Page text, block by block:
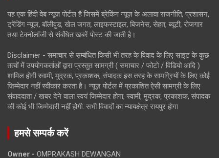
यह एक हिंदी वेब न्यूज़ पोर्टल है जिसमें ब्रेकिंग न्यूज़ के अलावा राजनीति, प्रशासन,
ट्रेंडिंग न्यूज, बॉलीवुड, खेल जगत, लाइफस्टाइल, बिजनेस, सेहत, ब्यूटी, रोजगार
तथा टेक्नोलॉजी से संबंधित खबरें पोस्ट की जाती है।
Disclaimer - समाचार से सम्बंधित किसी भी तरह के विवाद के लिए साइट के कुछ
तत्वों में उपयोगकर्ताओं द्वारा प्रस्तुत सामग्री ( समाचार / फोटो / विडियो आदि )
शामिल होगी स्वामी, मुद्रक, प्रकाशक, संपादक इस तरह के सामग्रियों के लिए कोई
ज़िम्मेदार नहीं स्वीकार करता है। न्यूज़ पोर्टल में प्रकाशित ऐसी सामग्री के लिए
संवाददाता / खबर देने वाला स्वयं जिम्मेदार होगा, स्वामी, मुद्रक, प्रकाशक, संपादक
की कोई भी जिम्मेदारी नहीं होगी. सभी विवादों का न्यायक्षेत्र रायपुर होगा
हमसे सम्पर्क करें
Owner - OMPRAKASH DEWANGAN